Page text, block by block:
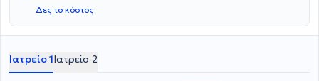
Δες το κόστος
Ιατρείο 1Ιατρείο 2